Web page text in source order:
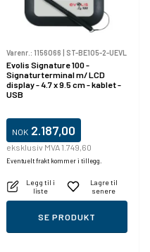
Varenr.: 1156066 ST-BE105-2-UEVL
Evolis Signature 100 -
Signaturterminal m/ LCD
display - 4.7 x 9.5 cm - kablet -
USB
NOK 2.187,00
eksklusiv MVA 1.749,60
Eventuelt frakt kommer i tillegg.
Legg til i
liste
Lagre til
senere
SE PRODUKT